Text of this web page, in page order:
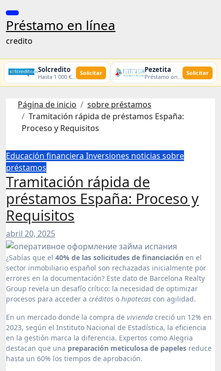
contenido
Préstamo en línea
credito
Solcredito
Hasta 1 000 € · 30 días · 100% online
Solicitar Pezetita
Préstamo online · Aprobación rápida
Solicitar
Página de inicio
sobre préstamos
Tramitación rápida de préstamos España:
Proceso y Requisitos
Educación financiera Inversiones noticias sobre
préstamos
Tramitación rápida de
préstamos España: Proceso y
Requisitos
abril 20, 2025
¿Sabías que el 40% de las solicitudes de financiación en el
sector inmobiliario español son rechazadas inicialmente por
errores en la documentación? Este dato de Barcelona Realty
Group revela un desafío crítico: la necesidad de optimizar
procesos para acceder a créditos o hipotecas con agilidad.
En un mercado donde la compra de vivienda creció un 12% en
2023, según el Instituto Nacional de Estadística, la eficiencia
en la gestión marca la diferencia. Expertos como Alegria
destacan que una preparación meticulosa de papeles reduce
hasta un 60% los tiempos de aprobación.